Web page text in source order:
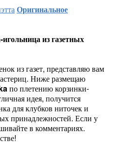
Оригинальное
из газетных
из газет, представляю вам
Ниже размещаю
по плетению корзинки-
идея, получится
для клубков ниточек и
принадлежностей. Если у
в комментариях.